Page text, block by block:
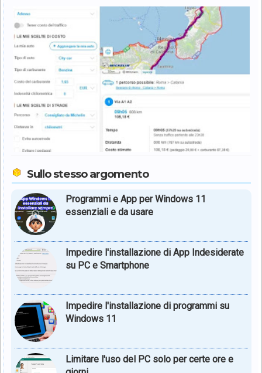
Sullo stesso argomento
Programmi e App per Windows 11
essenziali e da usare
Impedire l'installazione di App Indesiderate
su PC e Smartphone
Impedire l'installazione di programmi su
Windows 11
Limitare l'uso del PC solo per certe ore e